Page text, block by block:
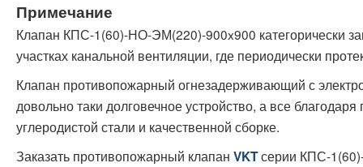
Примечание
Клапан КПС-1(60)-НО-ЭМ(220)-900x900 категорически
участках канальной вентиляции, где периодически
Клапан противопожарный огнезадерживающий с
довольно таки долговечное устройство, а все благодаря
углеродистой стали и качественной сборке.
Заказать противопожарный клапан VKTсерии КПС-